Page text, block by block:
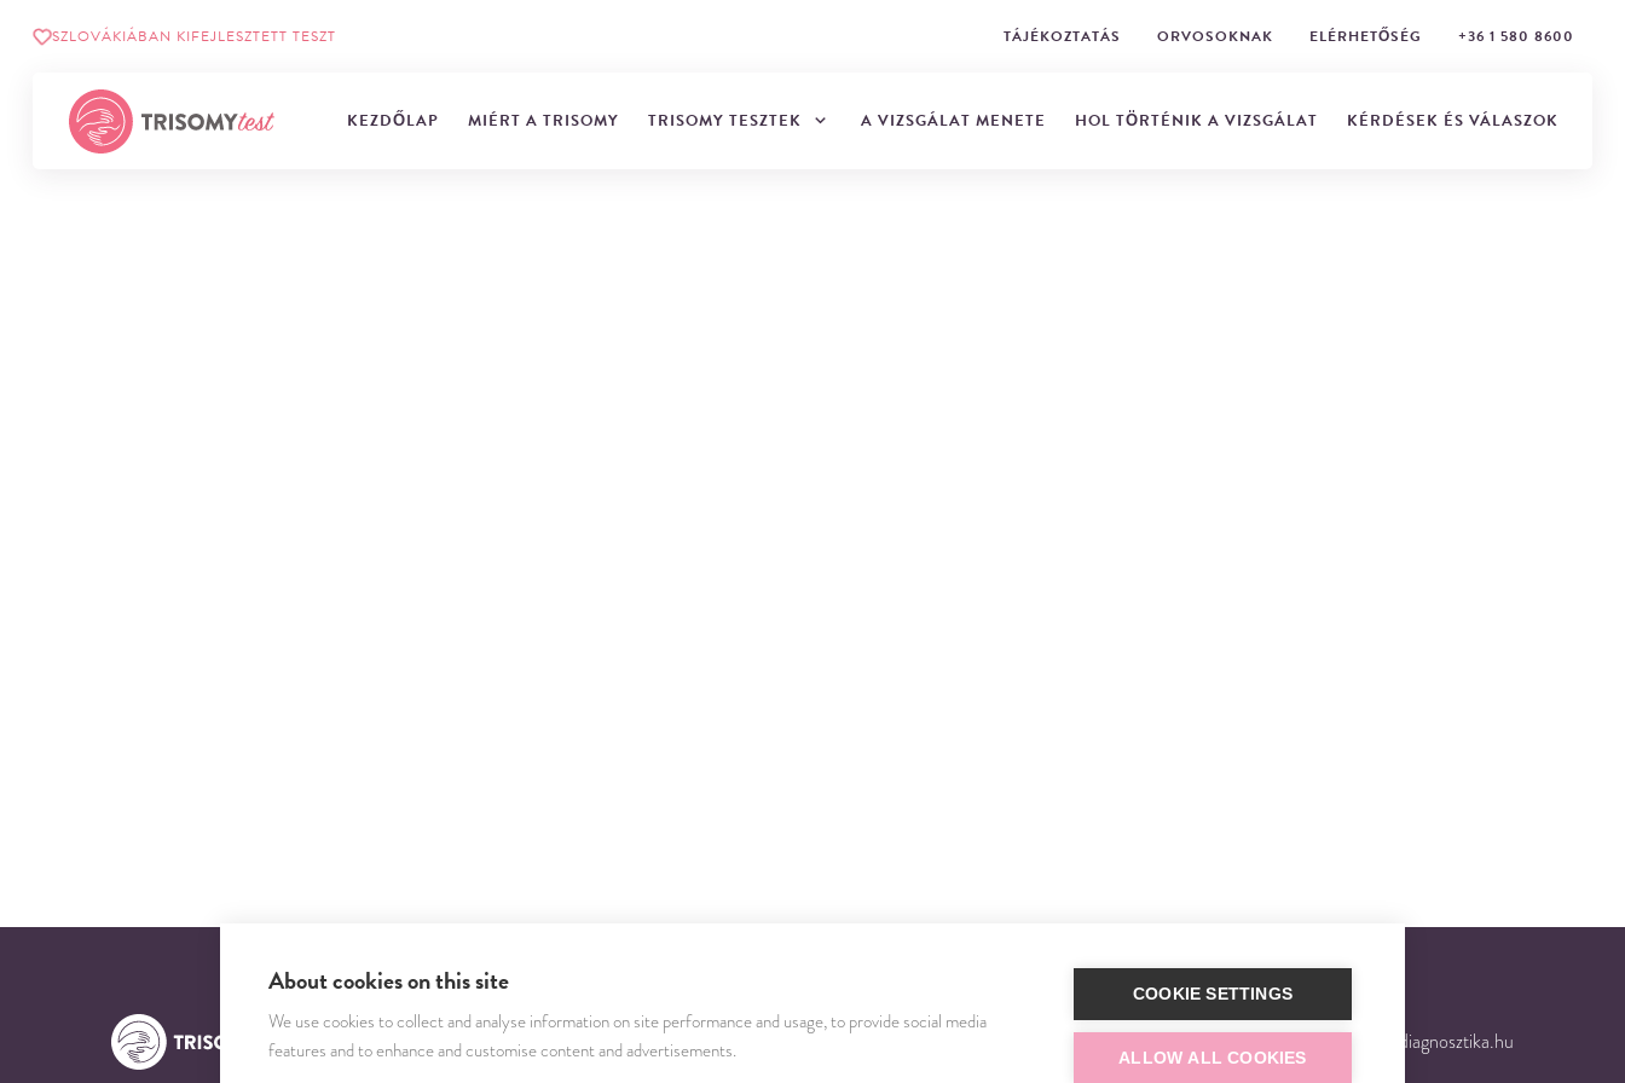
SZLOVÁKIÁBAN KIFEJLESZTETT TESZT TÁJÉKOZTATÁS ORVOSOKNAK ELÉRHETŐSÉG +36 1 580 8600
KEZDŐLAP MIÉRT A TRISOMY TRISOMY TESZTEK A VIZSGÁLAT MENETE HOL TÖRTÉNIK A VIZSGÁLAT KÉRDÉSEK ÉS VÁLASZOK
Istenhegyi Géndiagnosztikai Centrum: trisomytest@gendiagnosztika.hu
About cookies on this site
We use cookies to collect and analyse information on site performance and usage, to provide social media
features and to enhance and customise content and advertisements.
COOKIE SETTINGS
ALLOW ALL COOKIES